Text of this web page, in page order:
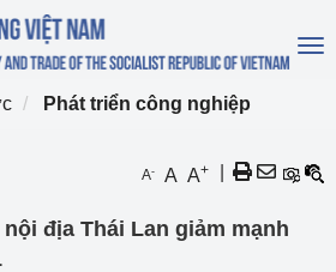
Phát triển công nghiệp
A- A A+
địa Thái Lan giảm mạnh